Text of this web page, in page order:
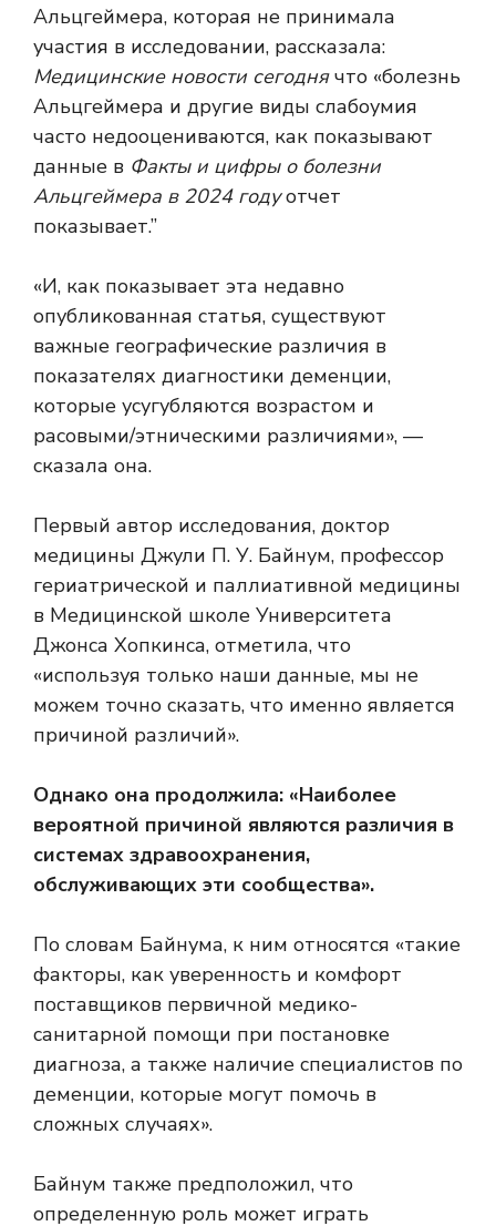
Альцгеймера, которая не принимала
участия в исследовании, рассказала:
Медицинские новости сегоднячто «болезнь
Альцгеймера и другие виды слабоумия
часто недооцениваются, как показывают
данные в Факты и цифры о болезни
Альцгеймера в 2024 годуотчет
показывает.”
«И, как показывает эта недавно
опубликованная статья, существуют
важные географические различия в
показателях диагностики деменции,
которые усугубляются возрастом и
расовыми/этническими различиями», —
сказала она.
Первый автор исследования, доктор
медицины Джули П. У. Байнум, профессор
гериатрической и паллиативной медицины
в Медицинской школе Университета
Джонса Хопкинса, отметила, что
«используя только наши данные, мы не
можем точно сказать, что именно является
причиной различий».
Однако она продолжила: «Наиболее
вероятной причиной являются различия в
системах здравоохранения,
обслуживающих эти сообщества».
По словам Байнума, к ним относятся «такие
факторы, как уверенность и комфорт
поставщиков первичной медико-
санитарной помощи при постановке
диагноза, а также наличие специалистов по
деменции, которые могут помочь в
сложных случаях».
Байнум также предположил, что
определенную роль может играть